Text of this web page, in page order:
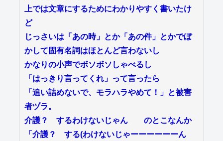
上では文章にするためにわかりやすく書いたけ
ど
じっさいは「あの時」とか「あの件」とかでぼ
かして固有名詞はほとんど言わないし
かなりの小声でボソボソしゃべるし
「はっきり言ってくれ」って言ったら
「追い詰めないで、モラハラやめて！」と被害
者ヅラ。
介護？ するわけないじゃん のとこなんか
「介護？ する(わけないじゃーーーーーーん